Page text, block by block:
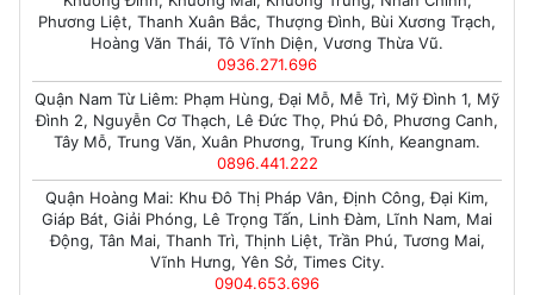
Phương Liệt, Thanh Xuân Bắc, Thượng Đình, Bùi Xương Trạch,
Hoàng Văn Thái, Tô Vĩnh Diện, Vương Thừa Vũ.
0936.271.696
Quận Nam Từ Liêm: Phạm Hùng, Đại Mỗ, Mễ Trì, Mỹ Đình 1, Mỹ
Đình 2, Nguyễn Cơ Thạch, Lê Đức Thọ, Phú Đô, Phương Canh,
Tây Mỗ, Trung Văn, Xuân Phương, Trung Kính, Keangnam.
0896.441.222
Quận Hoàng Mai: Khu Đô Thị Pháp Vân, Định Công, Đại Kim,
Giáp Bát, Giải Phóng, Lê Trọng Tấn, Linh Đàm, Lĩnh Nam, Mai
Động, Tân Mai, Thanh Trì, Thịnh Liệt, Trần Phú, Tương Mai,
Vĩnh Hưng, Yên Sở, Times City.
0904.653.696